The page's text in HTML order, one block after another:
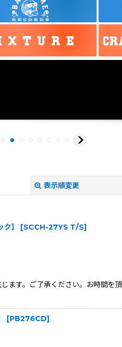
表示順変更
絞り込む
】 [SCCH-27YS T/S]
ます。ご了承ください。お時間
[PB276CD]